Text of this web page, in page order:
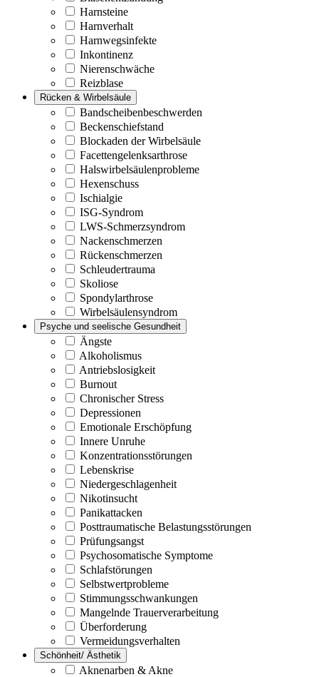
Harnsteine
Harnverhalt
Harnwegsinfekte
Inkontinenz
Nierenschwäche
Reizblase
Rücken & Wirbelsäule
Bandscheibenbeschwerden
Beckenschiefstand
Blockaden der Wirbelsäule
Facettengelenksarthrose
Halswirbelsäulenprobleme
Hexenschuss
Ischialgie
ISG-Syndrom
LWS-Schmerzsyndrom
Nackenschmerzen
Rückenschmerzen
Schleudertrauma
Skoliose
Spondylarthrose
Wirbelsäulensyndrom
Psyche und seelische Gesundheit
Ängste
Alkoholismus
Antriebslosigkeit
Burnout
Chronischer Stress
Depressionen
Emotionale Erschöpfung
Innere Unruhe
Konzentrationsstörungen
Lebenskrise
Niedergeschlagenheit
Nikotinsucht
Panikattacken
Posttraumatische Belastungsstörungen
Prüfungsangst
Psychosomatische Symptome
Schlafstörungen
Selbstwertprobleme
Stimmungsschwankungen
Mangelnde Trauerverarbeitung
Überforderung
Vermeidungsverhalten
Schönheit/ Ästhetik
Aknenarben & Akne